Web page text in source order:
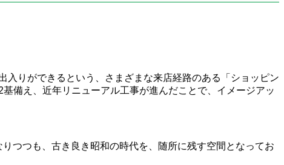
りができるという、さまざまな来店経路のある「ショッピン
備え、近年リニューアル工事が進んだことで、イメージアッ
つつも、古き良き昭和の時代を、随所に残す空間となってお